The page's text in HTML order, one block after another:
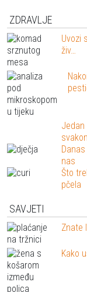
ZDRAVLJE
Uvozi
živ…
nas
Što
pčela
SAVJETI
Znate
Kako